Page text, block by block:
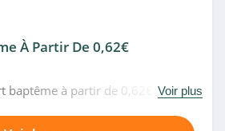
À Partir De 0,62€
baptême à partir de 0,62€
Voir plus